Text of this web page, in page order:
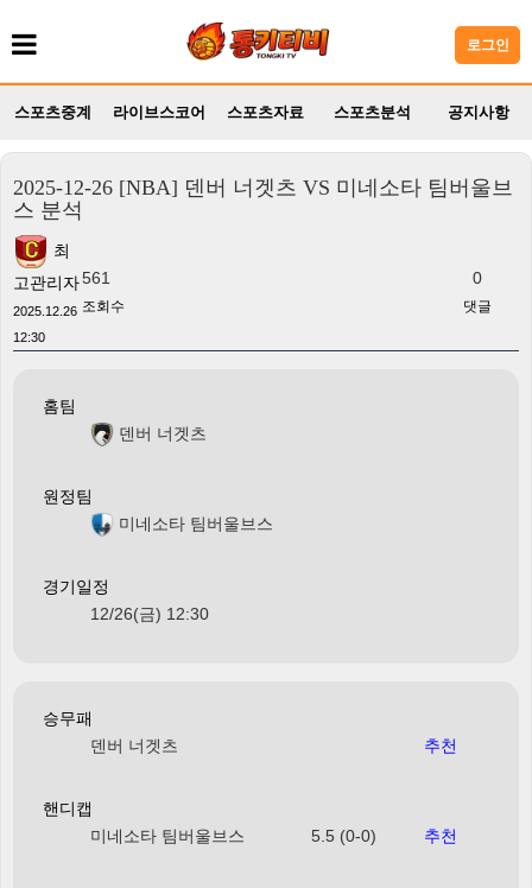
로그인
스포츠중계 라이브스코어 스포츠자료 스포츠분석 공지사항
2025-12-26 [NBA] 덴버 너겟츠 VS 미네소타 팀버울브
스 분석
최
고관리자
2025.12.26
12:30
561
조회수
0
댓글
홈팀
덴버 너겟츠
원정팀
미네소타 팀버울브스
경기일정
12/26(금) 12:30
승무패
덴버 너겟츠
추천
핸디캡
미네소타 팀버울브스
5.5 (0-0) 추천